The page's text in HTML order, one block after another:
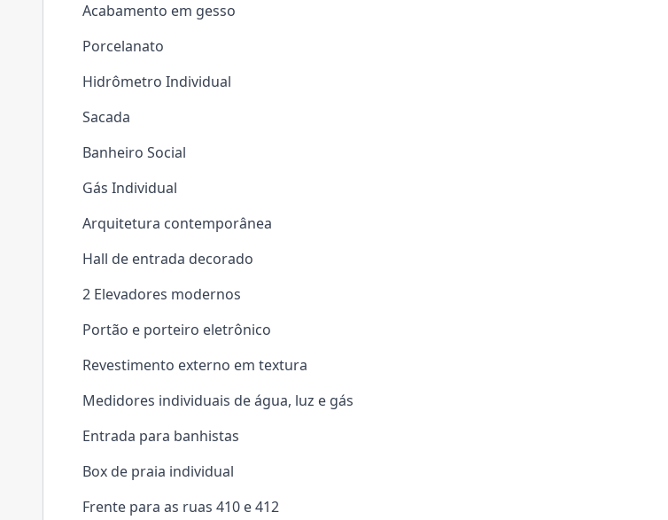
Acabamento em gesso
Porcelanato
Hidrômetro Individual
Sacada
Banheiro Social
Gás Individual
Arquitetura contemporânea
Hall de entrada decorado
2 Elevadores modernos
Portão e porteiro eletrônico
Revestimento externo em textura
Medidores individuais de água, luz e gás
Entrada para banhistas
Box de praia individual
Frente para as ruas 410 e 412